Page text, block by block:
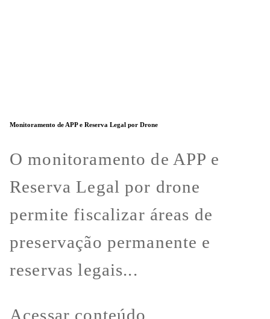
Monitoramento de APP e Reserva Legal por Drone
O monitoramento de APP e
Reserva Legal por drone
permite fiscalizar áreas de
preservação permanente e
reservas legais...
Acessar conteúdo